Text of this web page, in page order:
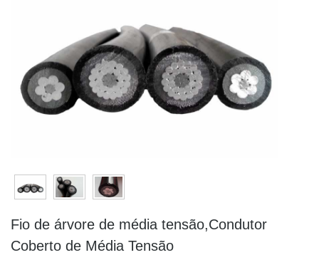
Fio de árvore de média tensão,Condutor
Coberto de Média Tensão